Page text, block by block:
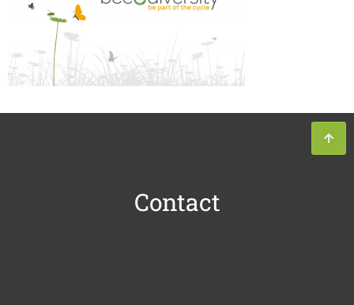
Contact